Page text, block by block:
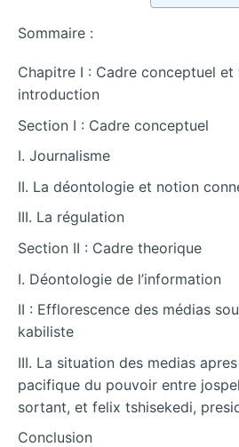
Sommaire :
Chapitre I : Cadre conceptuel et
introduction
Section I : Cadre conceptuel
I. Journalisme
II. La déontologie et notion
III. La régulation
Section II : Cadre theorique
I. Déontologie de l’information
II : Efflorescence des médias
kabiliste
III. La situation des medias
pacifique du pouvoir entre
sortant, et felix tshisekedi,
Conclusion